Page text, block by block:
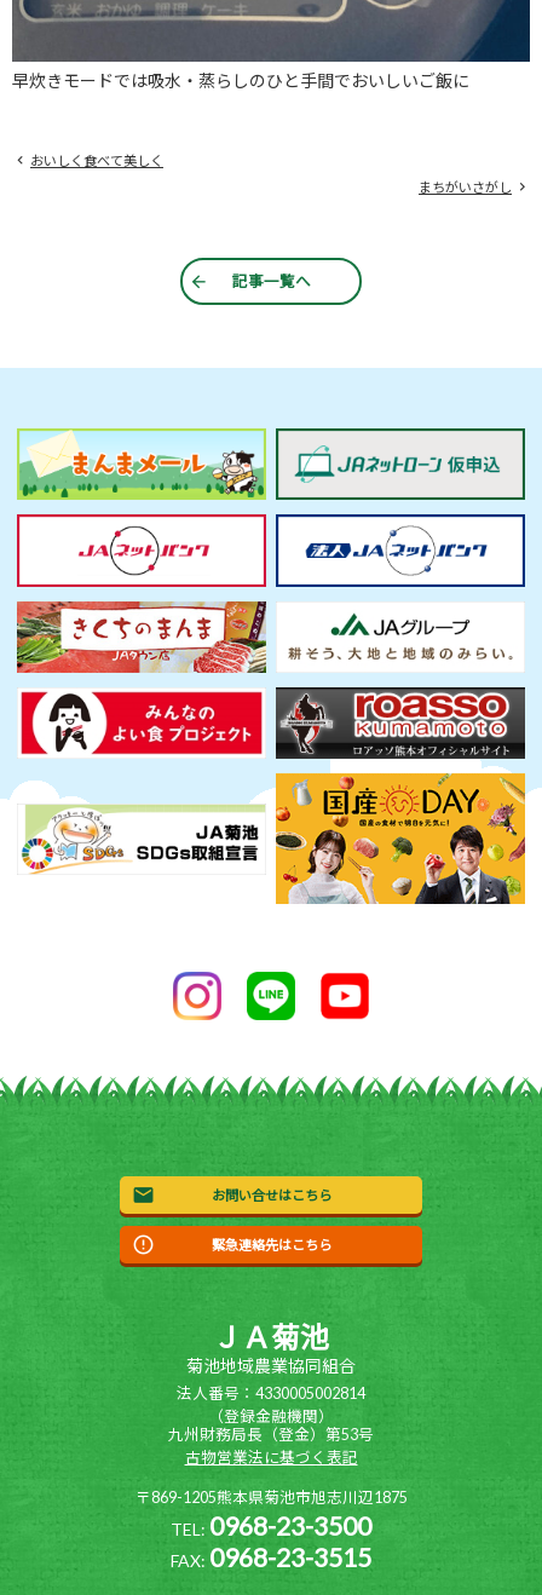
早炊きモードでは吸水・蒸らしのひと手間でおいしいご飯に
おいしく食べて美しく
まちがいさがし
記事一覧へ
お問い合せはこちら
緊急連絡先はこちら
ＪＡ菊池
菊池地域農業協同組合
法人番号：4330005002814
（登録金融機関）
九州財務局長（登金）第53号
古物営業法に基づく表記
〒869-1205熊本県菊池市旭志川辺1875
TEL: 0968-23-3500
FAX: 0968-23-3515